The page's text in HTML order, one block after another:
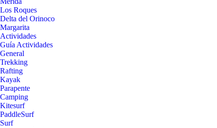
Los Roques
Delta del Orinoco
Margarita
Actividades
Guía Actividades
General
Trekking
Rafting
Kayak
Parapente
Camping
Kitesurf
PaddleSurf
Surf